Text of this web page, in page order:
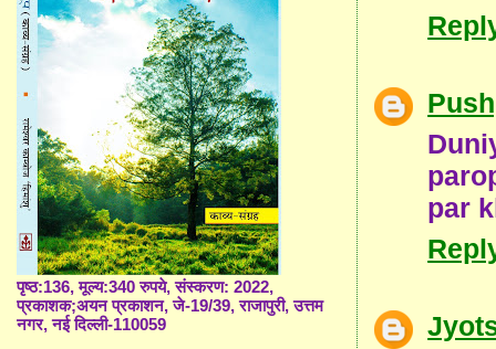
par
पृष्ठ:136, मूल्य:340 रुपये, संस्करण: 2022,
प्रकाशक;अयन प्रकाशन, जे-19/39, राजापुरी, उत्तम
नगर, नई दिल्ली-110059